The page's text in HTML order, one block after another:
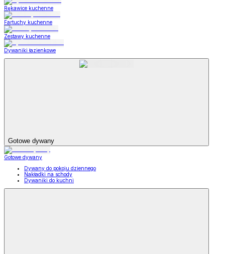
Rękawice kuchenne
Fartuchy kuchenne
Zestawy kuchenne
Dywaniki łazienkowe
Gotowe dywany
Gotowe dywany
Dywany do pokoju dziennego
Nakładki na schody
Dywaniki do kuchni